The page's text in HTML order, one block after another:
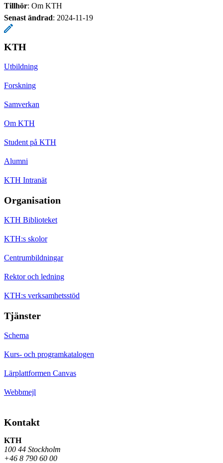
Tillhör: Om KTH
Senast ändrad: 2024-11-19
KTH
Utbildning
Forskning
Samverkan
Om KTH
Student på KTH
Alumni
KTH Intranät
Organisation
KTH Biblioteket
KTH:s skolor
Centrumbildningar
Rektor och ledning
KTH:s verksamhetsstöd
Tjänster
Schema
Kurs- och programkatalogen
Lärplattformen Canvas
Webbmejl
Kontakt
KTH
100 44 Stockholm
+46 8 790 60 00